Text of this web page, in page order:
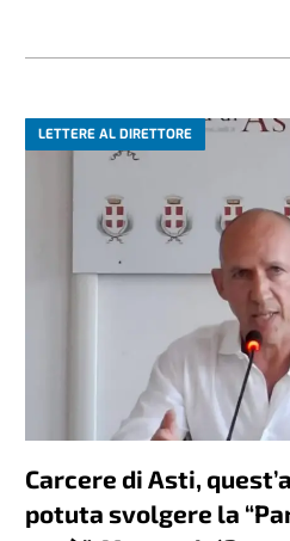
LETTERE AL DIRETTORE
Carcere di Asti,
potuta svolgere la